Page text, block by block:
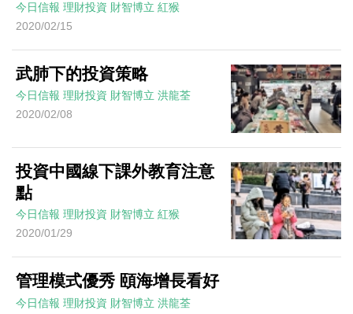
今日信報 理財投資 財智博立 紅猴
2020/02/15
武肺下的投資策略
今日信報 理財投資 財智博立 洪龍荃
2020/02/08
投資中國線下課外教育注意
點
今日信報 理財投資 財智博立 紅猴
2020/01/29
管理模式優秀 頤海增長看好
今日信報 理財投資 財智博立 洪龍荃